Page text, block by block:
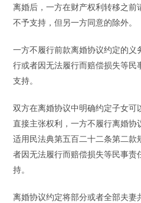
离婚后，一方在财产权利转移之
不予支持，但另一方同意的除外。
一方不履行前款离婚协议约定的义
行或者因无法履行而赔偿损失等民
支持。
双方在离婚协议中明确约定子女
直接主张权利，一方不履行离婚协
适用民法典第五百二十二条第二
者因无法履行而赔偿损失等民事责
持。
离婚协议约定将部分或者全部夫妻